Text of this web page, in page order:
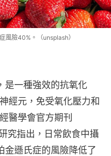
風險40%。（unsplash）
是一種強效的抗氧化
經元，免受氧化壓力和
醫學會官方期刊
究指出，日常飲食中攝
金遜氏症的風險降低了